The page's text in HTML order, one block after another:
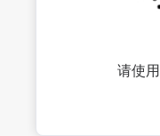
请使用